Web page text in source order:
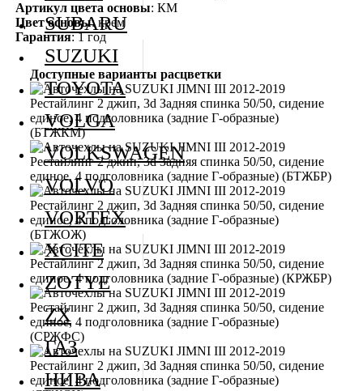
Артикул цвета основы: КМ
Цвет основы: крем
Гарантия: 1 год
Доступные варианты расцветки
SUBARU
SUZUKI
TOYOTA
VOLGA
VOLKSWAGEN
VOLVO
VORTEX
XCITE
ZOTYE
ZX
ГАЗ
НИВА